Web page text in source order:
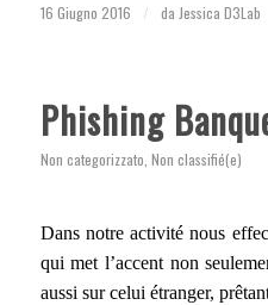
16 Giugno 2016 / da Jessica D3Lab
Phishing
Non categorizzato Non classifié(e)
Dans notre activité nous
qui met l’accent non
aussi sur celui étranger,